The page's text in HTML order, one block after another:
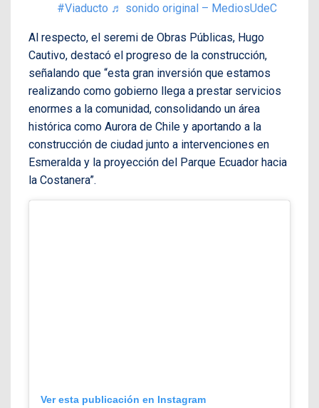
#Viaducto ♬ sonido original – MediosUdeC
Al respecto, el seremi de Obras Públicas, Hugo
Cautivo, destacó el progreso de la construcción,
señalando que “esta gran inversión que estamos
realizando como gobierno llega a prestar servicios
enormes a la comunidad, consolidando un área
histórica como Aurora de Chile y aportando a la
construcción de ciudad junto a intervenciones en
Esmeralda y la proyección del Parque Ecuador hacia
la Costanera”.
Ver esta publicación en Instagram